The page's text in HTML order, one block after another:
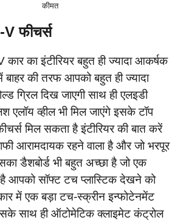
कीमत
फीचर्स
का इंटीरियर बहुत ही ज्यादा आकर्षक
की तरफ आपको बहुत ही ज्यादा
ग्रिल दिख जाएगी साथ ही एलइडी
एलॉय व्हील भी मिल जाएंगे इसके टॉप
मिल सकता है इंटीरियर की बात करें
आरामदायक रहने वाला है और जो भरपूर
डैशबोर्ड भी बहुत अच्छा है जो एक
है आपको सॉफ्ट टच प्लास्टिक देखने को
में एक बड़ा टच-स्क्रीन इन्फोटेनमेंट
साथ ही ऑटोमेटिक क्लाइमेट कंट्रोल